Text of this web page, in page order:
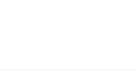
ERMITÁŽ UŽ NECHCE BÝT